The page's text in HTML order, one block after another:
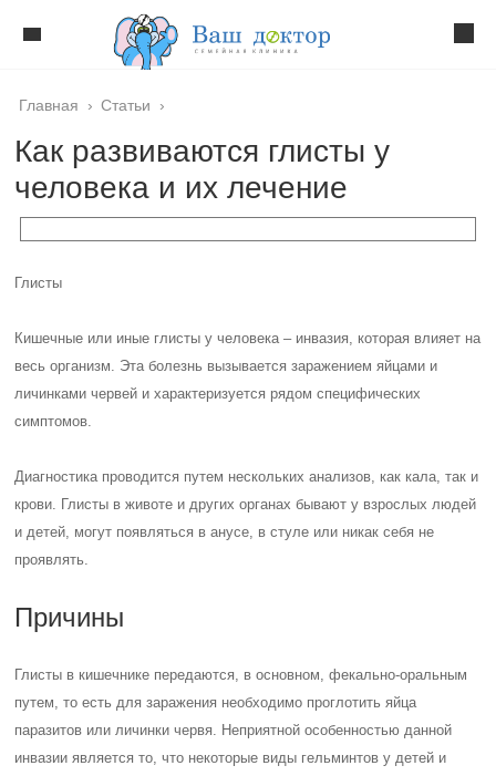
Главная › Статьи ›
Как развиваются глисты у
человека и их лечение
Глисты
Кишечные или иные глисты у человека – инвазия, которая влияет на
весь организм. Эта болезнь вызывается заражением яйцами и
личинками червей и характеризуется рядом специфических
симптомов.
Диагностика проводится путем нескольких анализов, как кала, так и
крови. Глисты в животе и других органах бывают у взрослых людей
и детей, могут появляться в анусе, в стуле или никак себя не
проявлять.
Причины
Глисты в кишечнике передаются, в основном, фекально-оральным
путем, то есть для заражения необходимо проглотить яйца
паразитов или личинки червя. Неприятной особенностью данной
инвазии является то, что некоторые виды гельминтов у детей и